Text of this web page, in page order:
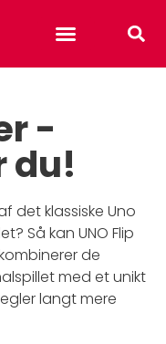
-
du!
det klassiske Uno
Så kan UNO Flip
de
med et unikt
langt mere